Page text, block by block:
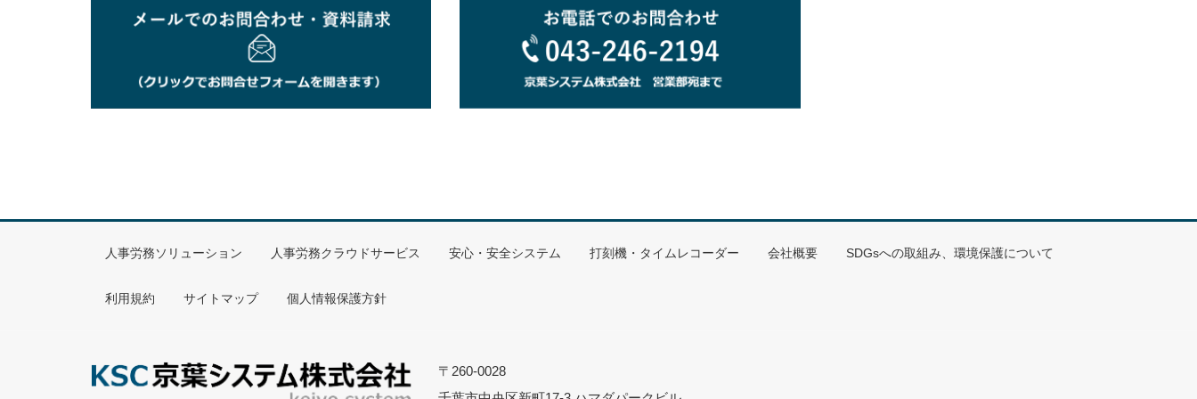
ハード仕様
対応カード MIFARE Standard、MIFARE UltraLight
消費電力 １．３Ｗ
アクセス距離 ２７ｍｍ
人事労務ソリューション 人事労務クラウドサービス 安心・安全システム 打刻機・タイムレコーダー 会社概要 SDGsへの取組み、環境保護について
利用規約 サイトマップ 個人情報保護方針
〒260-0028